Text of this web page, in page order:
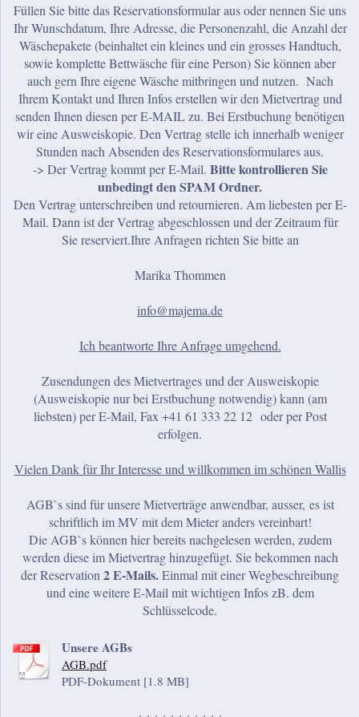
Füllen Sie bitte das Reservationsformular aus oder nennen Sie uns
Ihr Wunschdatum, Ihre Adresse, die Personenzahl, die Anzahl der
Wäschepakete (beinhaltet ein kleines und ein grosses Handtuch,
sowie komplette Bettwäsche für eine Person) Sie können aber
auch gern Ihre eigene Wäsche mitbringen und nutzen. Nach
Ihrem Kontakt und Ihren Infos erstellen wir den Mietvertrag und
senden Ihnen diesen per E-MAIL zu. Bei Erstbuchung benötigen
wir eine Ausweiskopie. Den Vertrag stelle ich innerhalb weniger
Stunden nach Absenden des Reservationsformulares aus.
-> Der Vertrag kommt per E-Mail. Bitte kontrollieren Sie
unbedingt den SPAM Ordner.
Den Vertrag unterschreiben und retournieren. Am liebesten per E-
Mail. Dann ist der Vertrag abgeschlossen und der Zeitraum für
Sie reserviert.Ihre Anfragen richten Sie bitte an
Marika Thommen
info@majema.de
Ich beantworte Ihre Anfrage umgehend.
Zusendungen des Mietvertrages und der Ausweiskopie
(Ausweiskopie nur bei Erstbuchung notwendig) kann (am
liebsten) per E-Mail, Fax +41 61 333 22 12 oder per Post
erfolgen.
Vielen Dank für Ihr Interesse und willkommen im schönen Wallis
AGB`s sind für unsere Mietverträge anwendbar, ausser, es ist
schriftlich im MV mit dem Mieter anders vereinbart!
Die AGB`s können hier bereits nachgelesen werden, zudem
werden diese im Mietvertrag hinzugefügt. Sie bekommen nach
der Reservation 2 E-Mails.Einmal mit einer Wegbeschreibung
und eine weitere E-Mail mit wichtigen Infos zB. dem
Schlüsselcode.
Unsere AGBs
AGB.pdf
PDF-Dokument [1.8 MB]